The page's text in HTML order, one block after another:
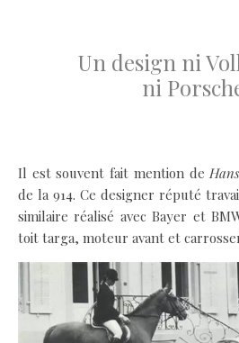
Un design ni
ni
Il est souvent fait mention de
de la 914. Ce designer réputé
similaire réalisé avec Bayer et
toit targa, moteur avant et